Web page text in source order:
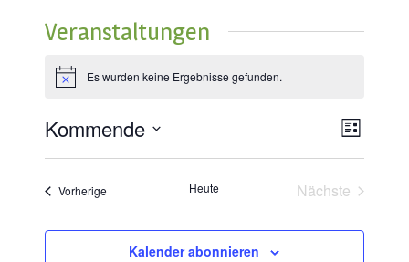
Veranstaltungen
Notice Es wurden keine Ergebnisse gefunden.
Liste
Kommende
das
Datum
Vorherige Heute
Nächste
Kalender abonnieren